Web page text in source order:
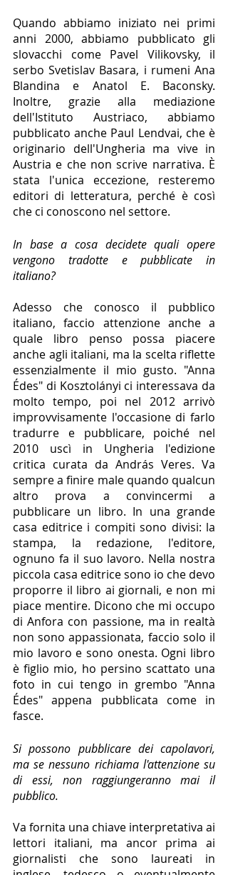
Quando abbiamo iniziato nei primi
anni 2000, abbiamo pubblicato gli
slovacchi come Pavel Vilikovsky, il
serbo Svetislav Basara, i rumeni Ana
Blandina e Anatol E. Baconsky.
Inoltre, grazie alla mediazione
dell'Istituto Austriaco, abbiamo
pubblicato anche Paul Lendvai, che è
originario dell'Ungheria ma vive in
Austria e che non scrive narrativa. È
stata l'unica eccezione, resteremo
editori di letteratura, perché è così
che ci conoscono nel settore.
In base a cosa decidete quali opere
vengono tradotte e pubblicate in
italiano?
Adesso che conosco il pubblico
italiano, faccio attenzione anche a
quale libro penso possa piacere
anche agli italiani, ma la scelta riflette
essenzialmente il mio gusto. "Anna
Édes" di Kosztolányi ci interessava da
molto tempo, poi nel 2012 arrivò
improvvisamente l'occasione di farlo
tradurre e pubblicare, poiché nel
2010 uscì in Ungheria l'edizione
critica curata da András Veres. Va
sempre a finire male quando qualcun
altro prova a convincermi a
pubblicare un libro. In una grande
casa editrice i compiti sono divisi: la
stampa, la redazione, l'editore,
ognuno fa il suo lavoro. Nella nostra
piccola casa editrice sono io che devo
proporre il libro ai giornali, e non mi
piace mentire. Dicono che mi occupo
di Anfora con passione, ma in realtà
non sono appassionata, faccio solo il
mio lavoro e sono onesta. Ogni libro
è figlio mio, ho persino scattato una
foto in cui tengo in grembo "Anna
Édes" appena pubblicata come in
fasce.
Si possono pubblicare dei capolavori,
ma se nessuno richiama l'attenzione su
di essi, non raggiungeranno mai il
pubblico.
Va fornita una chiave interpretativa ai
lettori italiani, ma ancor prima ai
giornalisti che sono laureati in